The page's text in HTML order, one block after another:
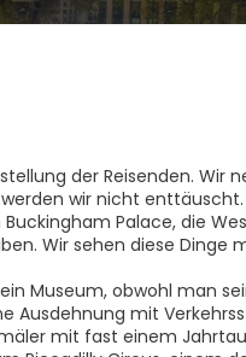
der Reisenden. Wir
wir nicht
Palace, die
Wir sehen diese Dinge
Museum, obwohl man
Ausdehnung mit
mit fast einem